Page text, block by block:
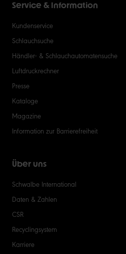
Service & Information
Kundenservice
Schlauchsuche
Händler- & Schlauchautomatensuche
Luftdruckrechner
Presse
Kataloge
Magazine
Information zur Barrierefreiheit
Über uns
Schwalbe International
Daten & Zahlen
CSR
Recyclingsystem
Karriere